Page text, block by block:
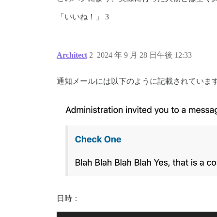
「いいね！」 3
Architect 2024 年 9 月 28 日午後 12:33
2
通知メールには以下のように記載されていま
日時：